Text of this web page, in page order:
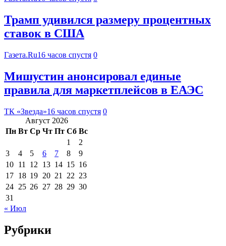
Трамп удивился размеру процентных
ставок в США
Газета.Ru16 часов спустя 0
Мишустин анонсировал единые
правила для маркетплейсов в ЕАЭС
ТК «Звезда»16 часов спустя 0
Август 2026
Пн Вт Ср Чт Пт Сб Вс
1
2
3
4 5 6 7 8
9
10 11 12 13 14 15 16
17 18 19 20 21 22 23
24 25 26 27 28 29 30
31
« Июл
Рубрики